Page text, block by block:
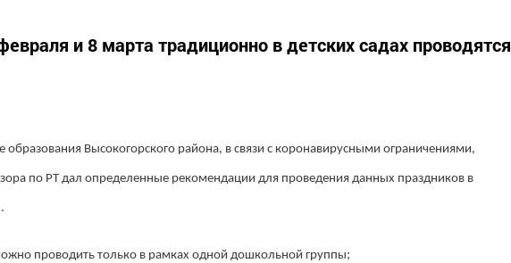
и 8 марта традиционно в детских садах проводятся
образования Высокогорского района, в связи с коронавирусными ограничениями,
по РТ дал определенные рекомендации для проведения данных праздников в
проводить только в рамках одной дошкольной группы;